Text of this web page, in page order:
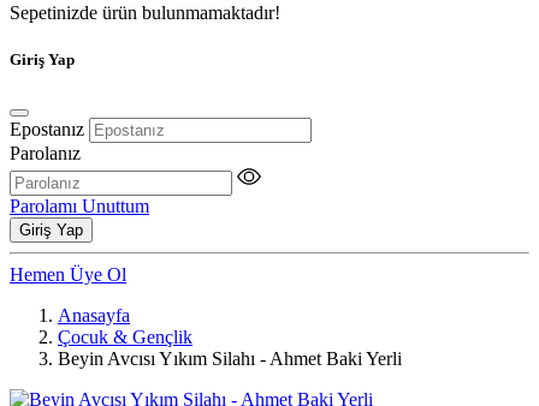
Sepetinizde ürün bulunmamaktadır!
Giriş Yap
Epostanız
Parolanız
Parolamı Unuttum
Giriş Yap
Hemen Üye Ol
Anasayfa
Çocuk & Gençlik
Beyin Avcısı Yıkım Silahı - Ahmet Baki Yerli